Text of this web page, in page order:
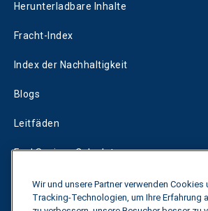
Herunterladbare Inhalte
Fracht-Index
Index der Nachhaltigkeit
Blogs
Leitfäden
Fuel Savings Calculator
Rechner für die Transportoptimierung
Wir und unsere Partner verwenden Cookies
Tracking-Technologien, um Ihre Erfahrung